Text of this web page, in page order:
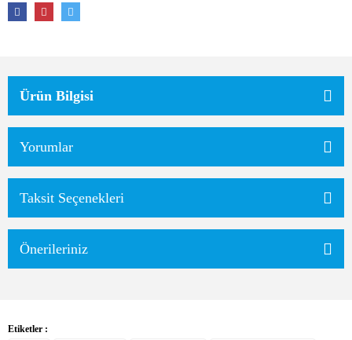
Ürün Bilgisi
Yorumlar
Taksit Seçenekleri
Önerileriniz
Etiketler :